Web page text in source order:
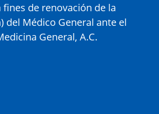
de renovación de la
Médico General ante el
General, A.C.